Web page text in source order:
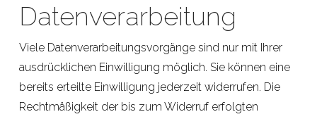
Datenverarbeitung
Viele Datenverarbeitungsvorgänge sind nur mit Ihrer
ausdrücklichen Einwilligung möglich. Sie können eine
bereits erteilte Einwilligung jederzeit widerrufen. Die
Rechtmäßigkeit der bis zum Widerruf erfolgten